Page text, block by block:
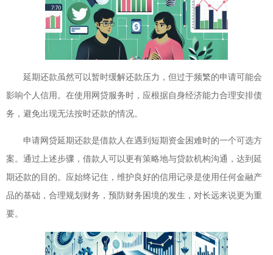
延期还款虽然可以暂时缓解还款压力，但过于频繁的申请可能会
影响个人信用。在使用网贷服务时，应根据自身经济能力合理安排债
务，避免出现无法按时还款的情况。
申请网贷延期还款是借款人在遇到短期资金困难时的一个可选方
案。通过上述步骤，借款人可以更有策略地与贷款机构沟通，达到延
期还款的目的。应始终记住，维护良好的信用记录是使用任何金融产
品的基础，合理规划财务，预防财务困境的发生，对长远来说更为重
要。